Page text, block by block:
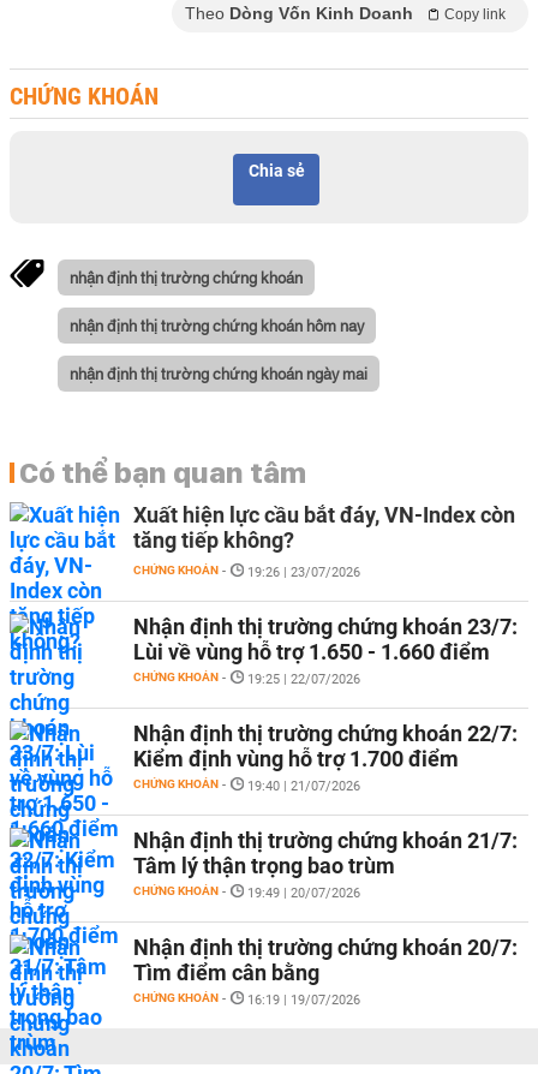
Theo Dòng Vốn Kinh Doanh Copy link
CHỨNG KHOÁN
Chia sẻ
nhận định thị trường chứng khoán
nhận định thị trường chứng khoán hôm nay
nhận định thị trường chứng khoán ngày mai
Có thể bạn quan tâm
Xuất hiện lực cầu bắt đáy, VN-Index còn
tăng tiếp không?
CHỨNG KHOÁN - 19:26 | 23/07/2026
Nhận định thị trường chứng khoán 23/7:
Lùi về vùng hỗ trợ 1.650 - 1.660 điểm
CHỨNG KHOÁN - 19:25 | 22/07/2026
Nhận định thị trường chứng khoán 22/7:
Kiểm định vùng hỗ trợ 1.700 điểm
CHỨNG KHOÁN - 19:40 | 21/07/2026
Nhận định thị trường chứng khoán 21/7:
Tâm lý thận trọng bao trùm
CHỨNG KHOÁN - 19:49 | 20/07/2026
Nhận định thị trường chứng khoán 20/7:
Tìm điểm cân bằng
CHỨNG KHOÁN - 16:19 | 19/07/2026